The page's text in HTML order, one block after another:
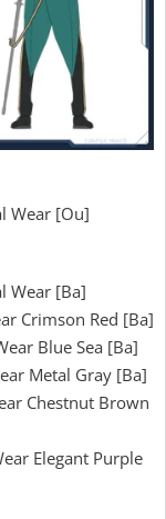
Wear [Ou]
Wear [Ba]
Crimson Red [Ba]
Blue Sea [Ba]
Metal Gray [Ba]
Chestnut Brown
Elegant Purple